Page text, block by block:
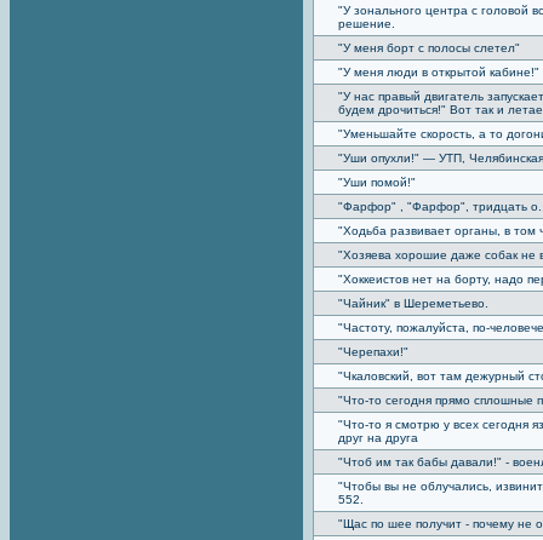
"У зонального центра с головой
решение.
"У меня борт с полосы слетел"
"У меня люди в открытой
"У нас правый двигатель
будем дрочиться!" Вот так и
"Уменьшайте скорость, а то
"Уши опухли!" — УТП,
"Уши помой!"
"Фарфор" , "Фарфор", тридцать
"Ходьба развивает органы, в том
"Хозяева хорошие даже собак не
"Хоккеистов нет на борту, надо
"Чайник" в Шереметьево.
"Частоту, пожалуйста, по-
"Черепахи!"
"Чкаловский, вот там дежурный
"Что-то сегодня прямо сплошные
"Что-то я смотрю у всех сегодня
друг на друга
"Чтоб им так бабы давали!" -
"Чтобы вы не облучались,
552.
"Щас по шее получит - почему не